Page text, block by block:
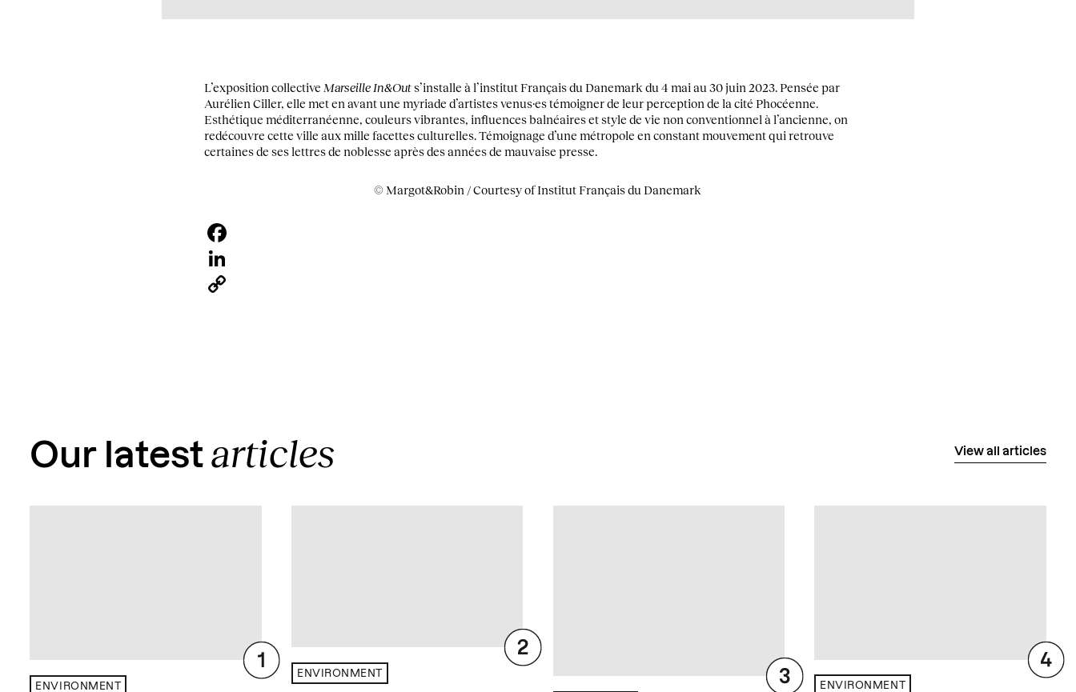
L’exposition collective Marseille In&Outs’installe à l’institut Français du Danemark du 4 mai au 30 juin 2023. Pensée par
Aurélien Ciller, elle met en avant une myriade d’artistes venus·es témoigner de leur perception de la cité Phocéenne.
Esthétique méditerranéenne, couleurs vibrantes, influences balnéaires et style de vie non conventionnel à l’ancienne, on
redécouvre cette ville aux mille facettes culturelles. Témoignage d’une métropole en constant mouvement qui retrouve
certaines de ses lettres de noblesse après des années de mauvaise presse.
© Margot&Robin / Courtesy of Institut Français du Danemark
Facebook
LinkedIn
Our latest articles View all articles
ENVIRONMENT
ENVIRONMENT
ENVIRONMENT